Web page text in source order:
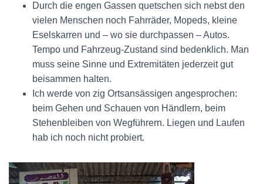
Durch die engen Gassen quetschen sich nebst den
vielen Menschen noch Fahrräder, Mopeds, kleine
Eselskarren und – wo sie durchpassen – Autos.
Tempo und Fahrzeug-Zustand sind bedenklich. Man
muss seine Sinne und Extremitäten jederzeit gut
beisammen halten.
Ich werde von zig Ortsansässigen angesprochen:
beim Gehen und Schauen von Händlern, beim
Stehenbleiben von Wegführern. Liegen und Laufen
hab ich noch nicht probiert.